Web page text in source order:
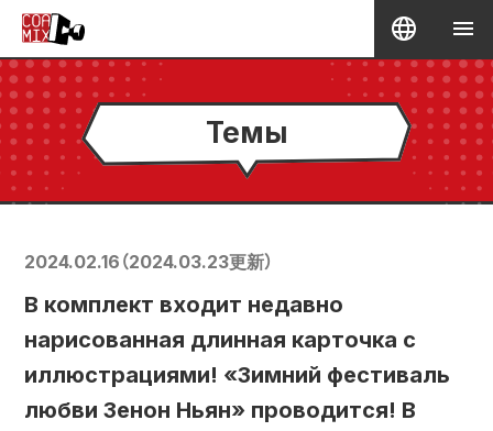
Темы
2024.02.16 （2024.03.23更新）
В комплект входит недавно
нарисованная длинная карточка с
иллюстрациями! «Зимний фестиваль
любви Зенон Ньян» проводится! В